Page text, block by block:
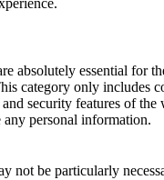
absolutely essential for
category only includes
security features of the
any personal information.
not be particularly